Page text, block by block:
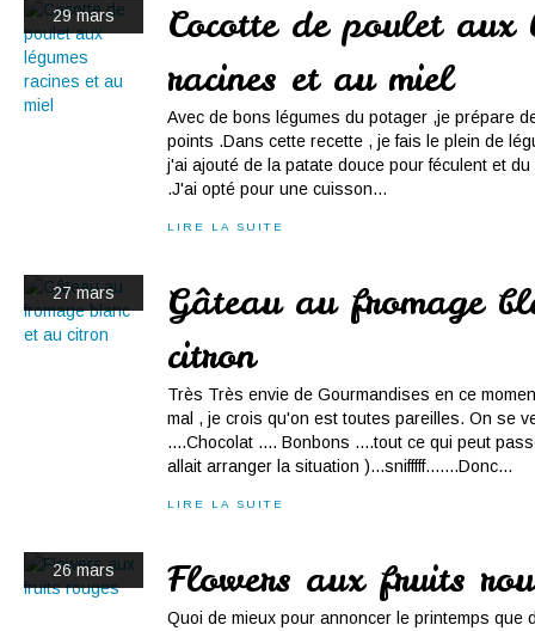
29 mars
Cocotte de poulet aux
racines et au miel
Avec de bons légumes du potager ,je prépare
points .Dans cette recette , je fais le plein de
j'ai ajouté de la patate douce pour féculent et
.J'ai opté pour une cuisson...
LIRE LA SUITE
27 mars
Gâteau au fromage
citron
Très Très envie de Gourmandises en ce
mal , je crois qu'on est toutes pareilles. On se
....Chocolat .... Bonbons ....tout ce qui peut
allait arranger la situation )...snifffff.......Donc...
LIRE LA SUITE
26 mars Flowers aux fruits
Quoi de mieux pour annoncer le printemps que